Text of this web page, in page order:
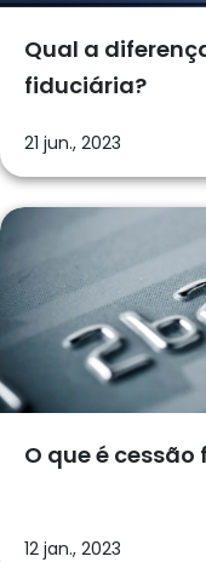
Qual a
fiduciária?
21 jun., 2023
O que é
12 jan., 2023